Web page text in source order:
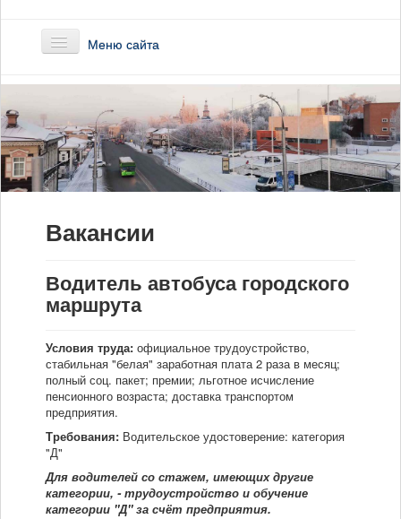
Меню сайта
О предприятии
Маршруты
Документы
Мы в СМИ
Вакансии
Водитель автобуса городского
маршрута
Условия труда: официальное трудоустройство,
стабильная "белая" заработная плата 2 раза в месяц;
полный соц. пакет; премии; льготное исчисление
пенсионного возраста; доставка транспортом
предприятия.
Требования: Водительское удостоверение: категория
"Д"
Для водителей со стажем, имеющих другие
категории, - трудоустройство и обучение
категории "Д" за счёт предприятия.